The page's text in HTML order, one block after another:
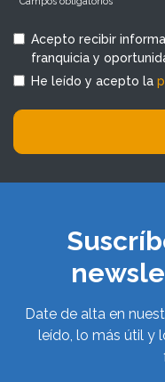
Acepto recibir
franquicia y
He leído y acepto la
Date de alta en
leído, lo más útil y